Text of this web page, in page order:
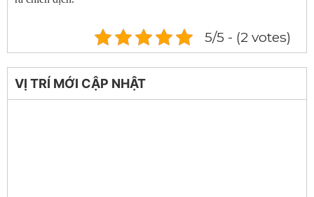
5/5 - (2 votes)
VỊ TRÍ MỚI CẬP NHẬT